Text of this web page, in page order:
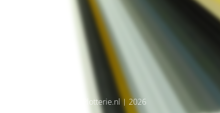
© Plotterie.nl | 2026